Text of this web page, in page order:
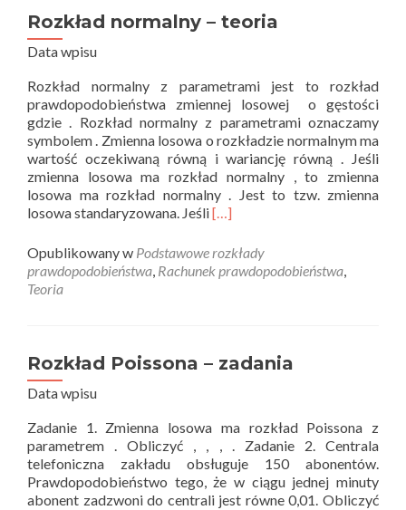
Rozkład normalny – teoria
Data wpisu
Rozkład normalny z parametrami jest to rozkład
prawdopodobieństwa zmiennej losowej o gęstości
gdzie . Rozkład normalny z parametrami oznaczamy
symbolem . Zmienna losowa o rozkładzie normalnym ma
wartość oczekiwaną równą i wariancję równą . Jeśli
zmienna losowa ma rozkład normalny , to zmienna
losowa ma rozkład normalny . Jest to tzw. zmienna
losowa standaryzowana. JeśliRead
about
Rozkład
normalny
[…]
Opublikowany w Podstawowe rozkłady
prawdopodobieństwa, Rachunek prawdopodobieństwa,
Teoria
Rozkład Poissona – zadania
Data wpisu
Zadanie 1. Zmienna losowa ma rozkład Poissona z
parametrem . Obliczyć , , , . Zadanie 2. Centrala
telefoniczna zakładu obsługuje 150 abonentów.
Prawdopodobieństwo tego, że w ciągu jednej minuty
abonent zadzwoni do centrali jest równe 0,01. Obliczyć